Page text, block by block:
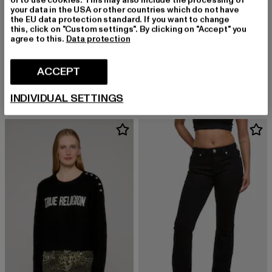
TRUE RELIGION
EUR 104,39
Derzeitiger Preis: EUR 104,39
your data in the USA or other countries which do not have
the EU data protection standard. If you want to change
this, click on "Custom settings". By clicking on "Accept" you
agree to this. Data protection
ACCEPT
INDIVIDUAL SETTINGS